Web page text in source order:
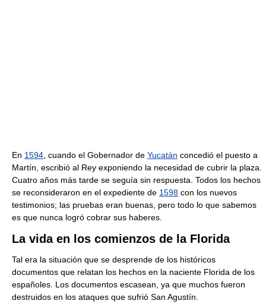
En 1594 , cuando el Gobernador de Yucatán concedió el puesto a
Martín, escribió al Rey exponiendo la necesidad de cubrir la plaza.
Cuatro años más tarde se seguía sin respuesta. Todos los hechos
se reconsideraron en el expediente de 1598 con los nuevos
testimonios; las pruebas eran buenas, pero todo lo que sabemos
es que nunca logró cobrar sus haberes.
La vida en los comienzos de la Florida
Tal era la situación que se desprende de los históricos
documentos que relatan los hechos en la naciente Florida de los
españoles. Los documentos escasean, ya que muchos fueron
destruidos en los ataques que sufrió San Agustín.